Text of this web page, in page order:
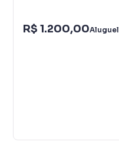
R$ 1.200,00Aluguel